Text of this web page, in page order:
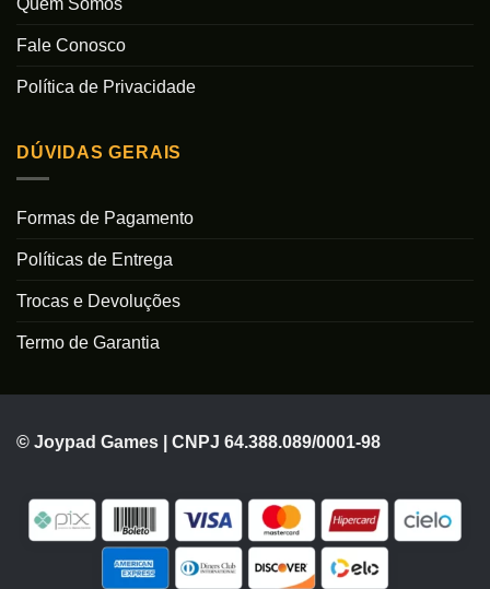
Fale Conosco
Política de Privacidade
DÚVIDAS GERAIS
Formas de Pagamento
Políticas de Entrega
Trocas e Devoluções
Termo de Garantia
© Joypad Games | CNPJ 64.388.089/0001-98